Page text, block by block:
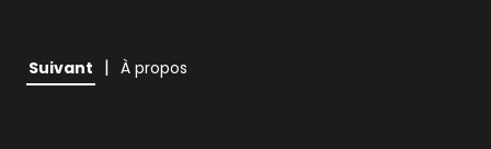
Suivant | À propos